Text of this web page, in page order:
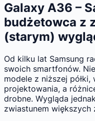
Galaxy A36 –
budżetowca z
(starym)
Od kilku lat Samsung
swoich smartfonów.
modele z niższej
projektowania, a
drobne. Wygląda
zwiastunem większych